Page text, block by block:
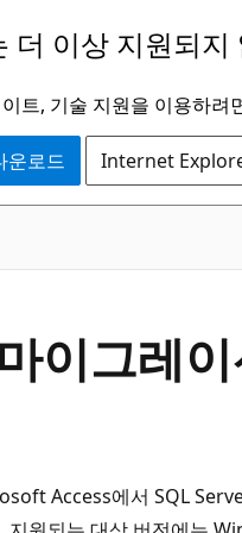
더 이상 지원되지
트, 기술 지원을 이용하
로드 Internet
이그레
Access에서 SQL